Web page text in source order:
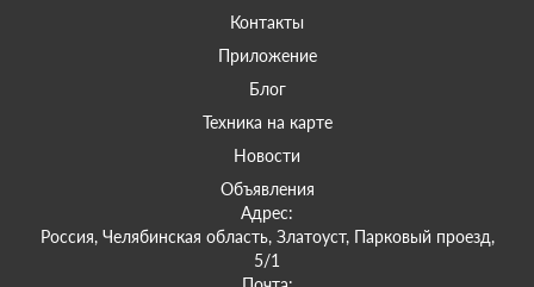
Контакты
Приложение
Блог
Техника на карте
Новости
Объявления
Адрес:
Россия, Челябинская область, Златоуст, Парковый проезд,
5/1